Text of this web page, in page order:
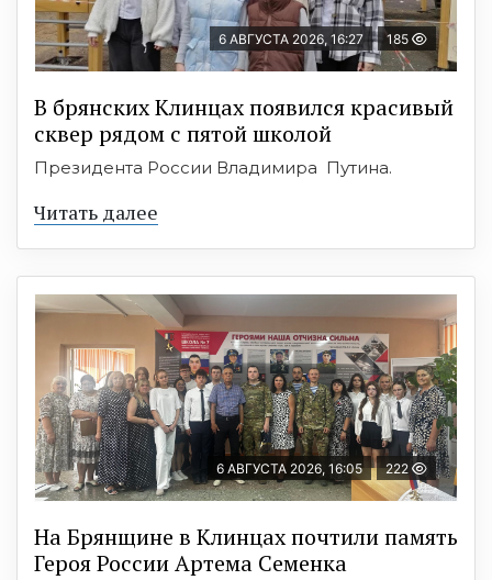
6 АВГУСТА 2026, 16:27 185
В брянских Клинцах появился красивый
сквер рядом с пятой школой
Президента России Владимира Путина.
Читать далее
6 АВГУСТА 2026, 16:05 222
На Брянщине в Клинцах почтили память
Героя России Артема Семенка